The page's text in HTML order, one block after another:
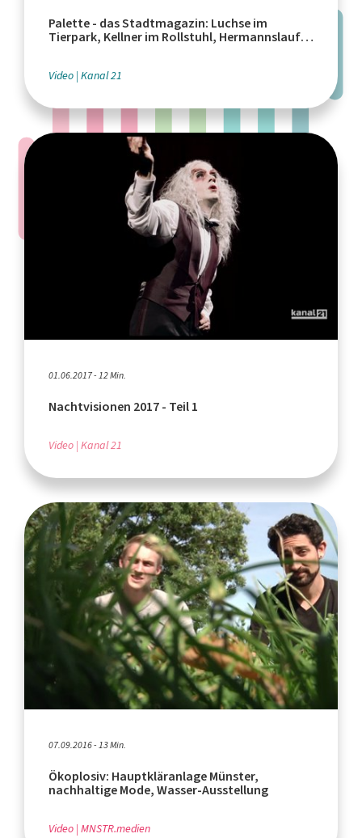
Palette - das Stadtmagazin: Luchse im
Tierpark, Kellner im Rollstuhl, Hermannslauf-
Video Kanal 21
01.06.2017 - 12 Min.
Nachtvisionen 2017 - Teil 1
Video Kanal 21
07.09.2016 - 13 Min.
Ökoplosiv: Hauptkläranlage Münster,
nachhaltige Mode, Wasser-Ausstellung
Video MNSTR.medien